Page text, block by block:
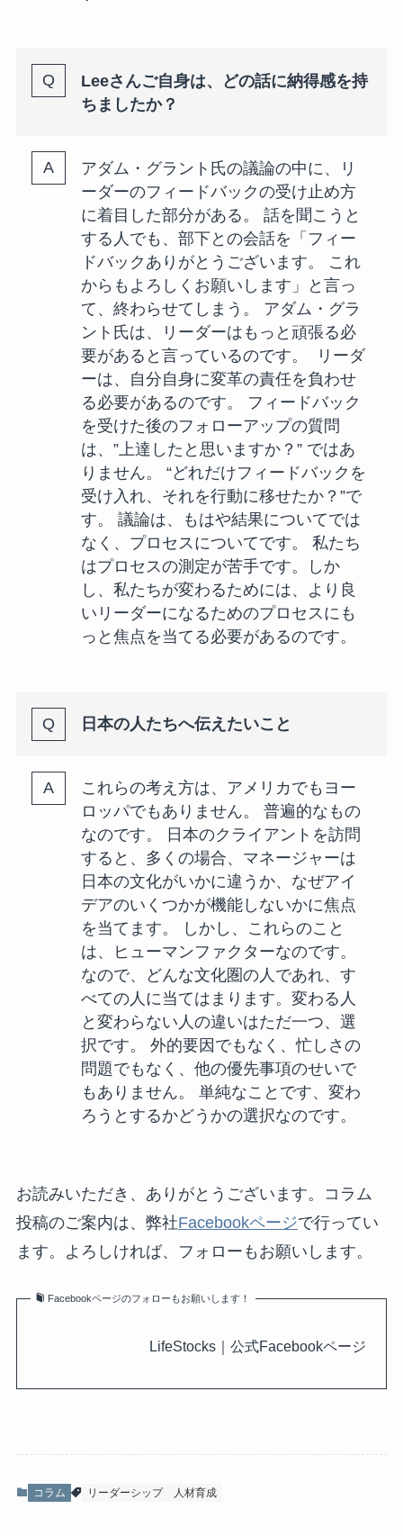
Leeさんご自身は、どの話に納得感を持
ちましたか？
アダム・グラント氏の議論の中に、リ
ーダーのフィードバックの受け止め方
に着目した部分がある。 話を聞こうと
する人でも、部下との会話を「フィー
ドバックありがとうございます。 これ
からもよろしくお願いします」と言っ
て、終わらせてしまう。 アダム・グラ
ント氏は、リーダーはもっと頑張る必
要があると言っているのです。 リーダ
ーは、自分自身に変革の責任を負わせ
る必要があるのです。 フィードバック
を受けた後のフォローアップの質問
は、”上達したと思いますか？” ではあ
りません。 “どれだけフィードバックを
受け入れ、それを行動に移せたか？”で
す。 議論は、もはや結果についてでは
なく、プロセスについてです。 私たち
はプロセスの測定が苦手です。しか
し、私たちが変わるためには、より良
いリーダーになるためのプロセスにも
っと焦点を当てる必要があるのです。
日本の人たちへ伝えたいこと
これらの考え方は、アメリカでもヨー
ロッパでもありません。 普遍的なもの
なのです。 日本のクライアントを訪問
すると、多くの場合、マネージャーは
日本の文化がいかに違うか、なぜアイ
デアのいくつかが機能しないかに焦点
を当てます。 しかし、これらのこと
は、ヒューマンファクターなのです。
なので、どんな文化圏の人であれ、す
べての人に当てはまります。変わる人
と変わらない人の違いはただ一つ、選
択です。 外的要因でもなく、忙しさの
問題でもなく、他の優先事項のせいで
もありません。 単純なことです、変わ
ろうとするかどうかの選択なのです。
お読みいただき、ありがとうございます。コラム
投稿のご案内は、弊社Facebookページで行ってい
ます。よろしければ、フォローもお願いします。
Facebookページのフォローもお願いします！
LifeStocks｜公式Facebookページ
コラム リーダーシップ 人材育成